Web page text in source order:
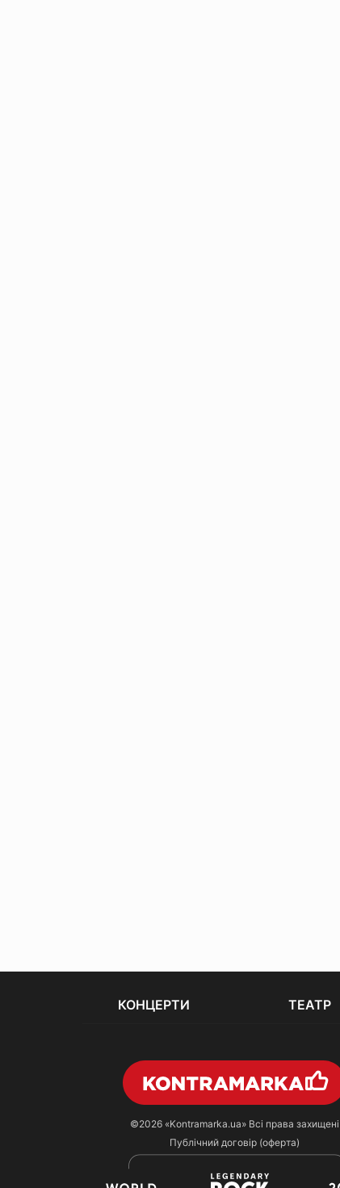
КОНЦЕРТИ ТЕАТР
©2026 «Kontramarka.ua»Всі права захищені
Публічний договір (оферта)